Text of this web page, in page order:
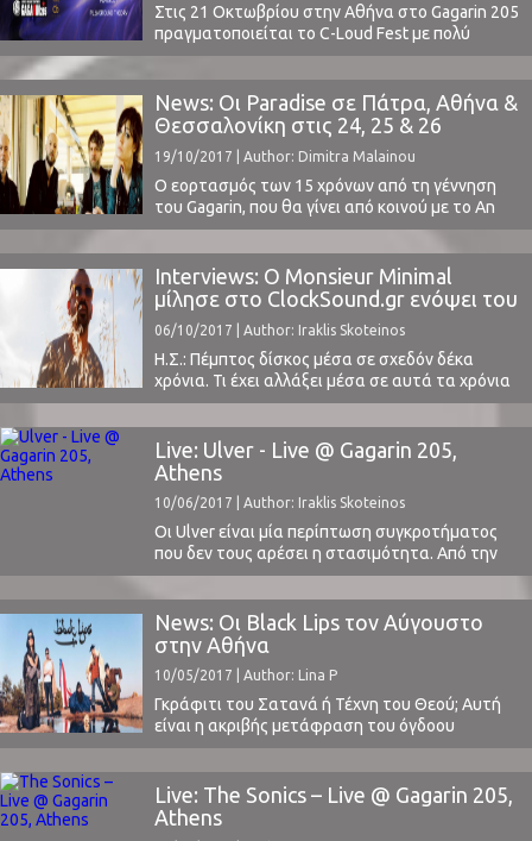
Στις 21 Οκτωβρίου στην Αθήνα στο Gagarin 205
πραγματοποιείται το C-Loud Fest με πολύ
προσεκτικά διαλεγμένο line-up από την εγχώρια
μουσική σκηνή. Το ClockSound, εκ των χορηγών
επικοινωνίας του φεστιβάλ, θα βρεθεί στο
φεστιβάλ για να καλύψει αυτήν την πολύ
ενδιαφέρουσα σύνθεση και να σας μεταφέρει
το κλίμα αυτής της νέας προσπάθειας
της Cooking Brass. ...
News: Οι Paradise σε Πάτρα, Αθήνα &
Θεσσαλονίκη στις 24, 25 & 26
Νοεμβρίου
19/10/2017 | Author: Dimitra Malainou
Ο εορτασμός των 15 χρόνων από τη γέννηση
του Gagarin, που θα γίνει από κοινού με το An
Club για τα 30 χρόνια πορείας του, στάθηκε
αφορμή για ένα μίνι φεστιβάλ που θα λάβει
χώρα στο Gagarin από την Πέμπτη 23 έως και
την Κυριακή 26 Νοεμβρίου. Το τετραήμερο αυτό
...
Interviews: Ο Monsieur Minimal
μίλησε στο ClockSound.gr ενόψει του
C-Loud Fest
06/10/2017 | Author: Iraklis Skoteinos
Η.Σ.: Πέμπτος δίσκος μέσα σε σχεδόν δέκα
χρόνια. Τι έχει αλλάξει μέσα σε αυτά τα χρόνια
και πώς σε έχει επηρεάσει;Monsieur Minimal: Ναι
πέρασαν σχεδόν 10 χρόνια. Άλλαξαν πολλά
στην καθημερινότητα μου, από τον τόπο που
κατοικώ πλέον και τους ανθρώπους που
είναι ...
Live: Ulver - Live @ Gagarin 205,
Athens
10/06/2017 | Author: Iraklis Skoteinos
Οι Ulver είναι μία περίπτωση συγκροτήματος
που δεν τους αρέσει η στασιμότητα. Από την
ίδρυσή τους, το 1993, έχουν κάνει τουλάχιστον
τρεις μεγάλες μεταστροφές στον ήχο τους.
Αυτό έχει ως αποτέλεσμα να είναι αρκετά
δύσκολο να έχουν φανατικούς οπαδούς που να
τους ακολουθούν πιστά σε όλη τη μουσική τους
καριέρα, ...
News: Οι Black Lips τον Αύγουστο
στην Αθήνα
10/05/2017 | Author: Lina P
Γκράφιτι του Σατανά ή Τέχνη του Θεού; Αυτή
είναι η ακριβής μετάφραση του όγδοου
άλμπουμ των Black Lips που κυκλοφόρησε τις
πρώτες μέρες του Μαΐου 2017. Δεν έχουμε
προλάβει ακόμη να «μελετήσουμε» το
"Satan's Graffiti or God’s Art?" των Black Lips,
Live: The Sonics – Live @ Gagarin 205,
Athens